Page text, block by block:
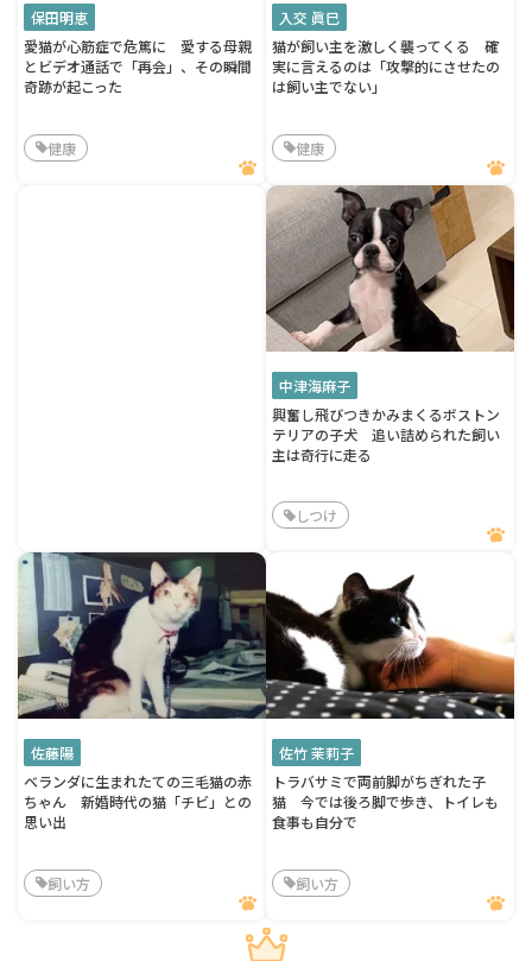
保田明恵
愛猫が心筋症で危篤に 愛する母親
とビデオ通話で「再会」、その瞬間
奇跡が起こった
健康
入交 眞巳
猫が飼い主を激しく襲ってくる 確
実に言えるのは「攻撃的にさせたの
は飼い主でない」
健康
中津海麻子
興奮し飛びつきかみまくるボストン
テリアの子犬 追い詰められた飼い
主は奇行に走る
しつけ
佐藤陽
ベランダに生まれたての三毛猫の赤
ちゃん 新婚時代の猫「チビ」との
思い出
飼い方
佐竹 茉莉子
トラバサミで両前脚がちぎれた子
猫 今では後ろ脚で歩き、トイレも
食事も自分で
飼い方